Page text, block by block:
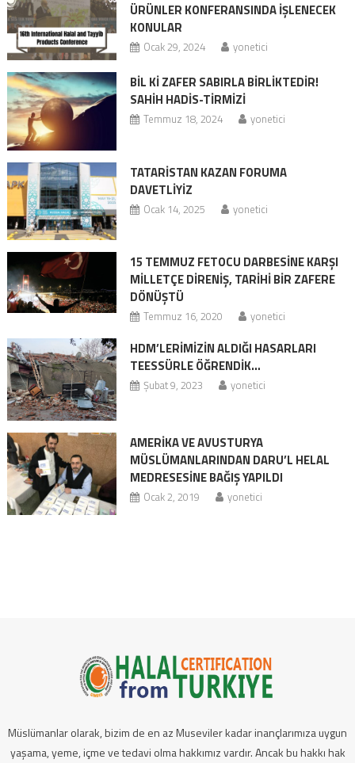
ÜRÜNLER KONFERANSINDA İŞLENECEK
KONULAR
Ocak 29, 2024 yonetici
BİL Kİ ZAFER SABIRLA BİRLİKTEDİR!
SAHIH HADIS-TIRMIZI
Temmuz 18, 2024 yonetici
TATARİSTAN KAZAN FORUMA
DAVETLİYİZ
Ocak 14, 2025 yonetici
15 TEMMUZ FETOCU DARBESİNE KARŞI
MİLLETÇE DİRENİŞ, TARİHİ BİR ZAFERE
DÖNÜŞTÜ
Temmuz 16, 2020 yonetici
HDM’LERİMİZİN ALDIĞI HASARLARI
TEESSÜRLE ÖĞRENDİK…
Şubat 9, 2023 yonetici
AMERİKA VE AVUSTURYA
MÜSLÜMANLARINDAN DARU’L HELAL
MEDRESESİNE BAĞIŞ YAPILDI
Ocak 2, 2019 yonetici
Müslümanlar olarak, bizim de en az Museviler kadar inançlarımıza uygun
yaşama, yeme, içme ve tedavi olma hakkımız vardır. Ancak bu hakkı hak